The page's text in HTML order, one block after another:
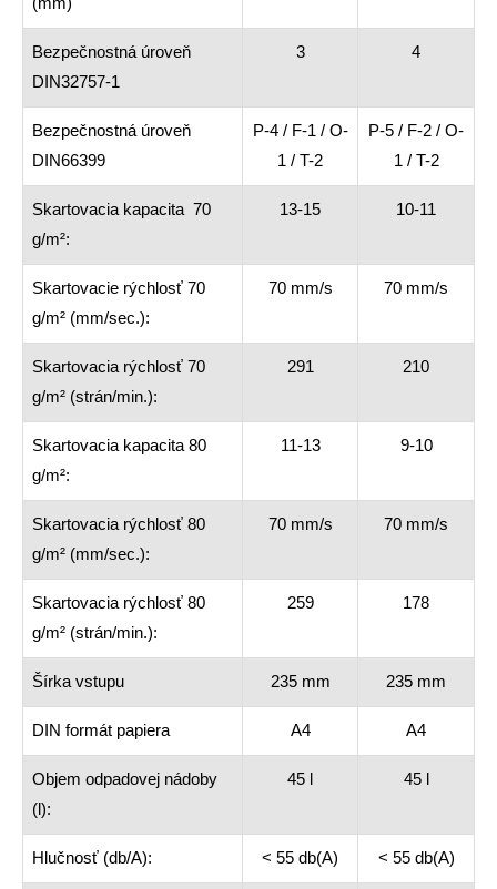
(mm)
Bezpečnostná úroveň
DIN32757-1
3 4
Bezpečnostná úroveň
DIN66399
P-4 / F-1 / O-
1 / T-2
P-5 / F-2 / O-
1 / T-2
Skartovacia kapacita 70
g/m²:
13-15 10-11
Skartovacie rýchlosť 70
g/m² (mm/sec.):
70 mm/s 70 mm/s
Skartovacia rýchlosť 70
g/m² (strán/min.):
291 210
Skartovacia kapacita 80
g/m²:
11-13 9-10
Skartovacia rýchlosť 80
g/m² (mm/sec.):
70 mm/s 70 mm/s
Skartovacia rýchlosť 80
g/m² (strán/min.):
259 178
Šírka vstupu 235 mm 235 mm
DIN formát papiera A4 A4
Objem odpadovej nádoby
(l):
45 l 45 l
Hlučnosť (db/A): < 55 db(A) < 55 db(A)